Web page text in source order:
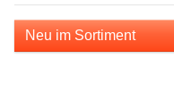
Neu im Sortiment